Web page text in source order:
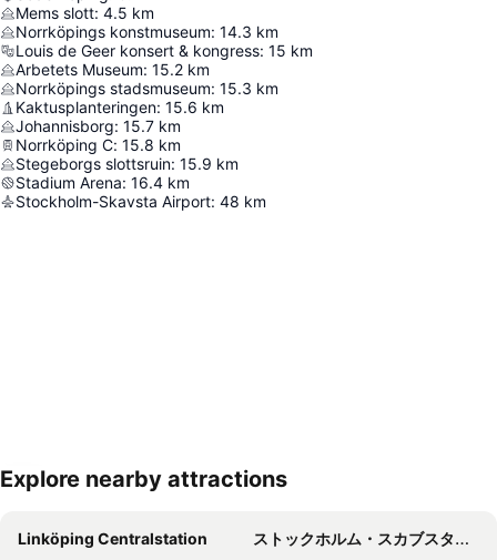
Mems slott: 4.5 km
Norrköpings konstmuseum: 14.3 km
Louis de Geer konsert & kongress: 15 km
Arbetets Museum: 15.2 km
Norrköpings stadsmuseum: 15.3 km
Kaktusplanteringen: 15.6 km
Johannisborg: 15.7 km
Norrköping C: 15.8 km
Stegeborgs slottsruin: 15.9 km
Stadium Arena: 16.4 km
Stockholm-Skavsta Airport: 48 km
Explore nearby attractions
Linköping Centralstation
ストックホルム・スカブスタ空港